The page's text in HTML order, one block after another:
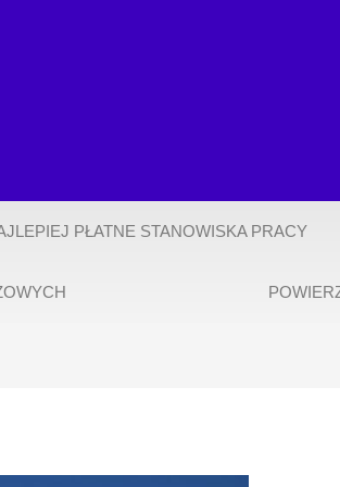
PŁATNE STANOWISKA PRACY